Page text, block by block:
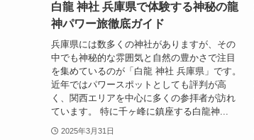
白龍 神社 兵庫県で体験する神秘の龍
神パワー旅徹底ガイド
兵庫県には数多くの神社がありますが、その
中でも神秘的な雰囲気と自然の豊かさで注目
を集めているのが「白龍 神社 兵庫県」です。
近年ではパワースポットとしても評判が高
く、関西エリアを中心に多くの参拝者が訪れ
ています。 特に千ヶ峰に鎮座する白龍神...
2025年3月31日